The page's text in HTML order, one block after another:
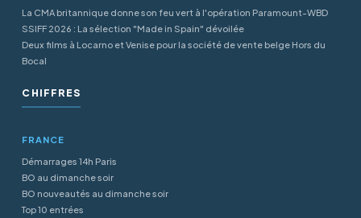
La CMA britannique donne son feu vert à l'opération Paramount-WBD
SSIFF 2026 : La sélection "Made in Spain" dévoilée
Deux films à Locarno et Venise pour la société de vente belge Hors du
Bocal
CHIFFRES
FRANCE
Démarrages 14h Paris
BO au dimanche soir
BO nouveautés au dimanche soir
Top 10 entrées